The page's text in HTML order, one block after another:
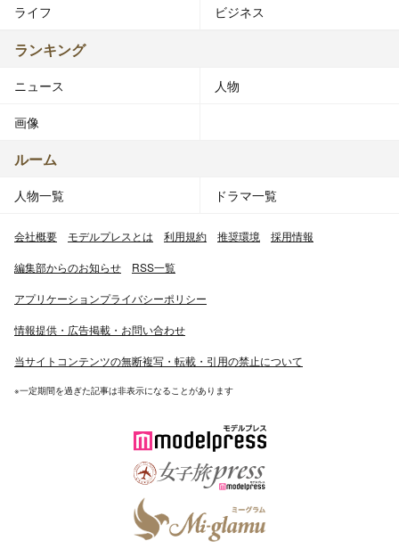
ライフ ビジネス
ランキング
ニュース 人物
画像
ルーム
人物一覧 ドラマ一覧
会社概要 モデルプレスとは 利用規約 推奨環境 採用情報
編集部からのお知らせ RSS一覧
アプリケーションプライバシーポリシー
情報提供・広告掲載・お問い合わせ
当サイトコンテンツの無断複写・転載・引用の禁止について
※一定期間を過ぎた記事は非表示になることがあります